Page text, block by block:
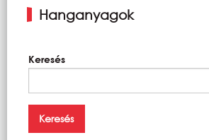
Hanganyagok
Keresés